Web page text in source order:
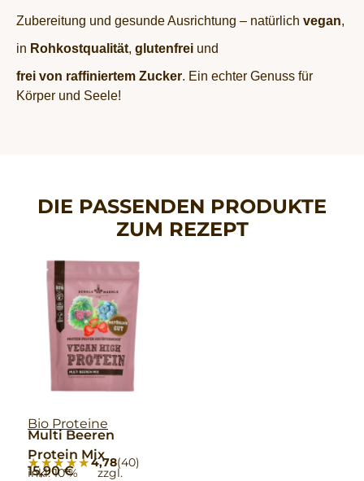
Zubereitung und gesunde Ausrichtung – natürlich vegan,
in Rohkostqualität, glutenfrei und
frei von raffiniertem Zucker. Ein echter Genuss für
Körper und Seele!
DIE PASSENDEN PRODUKTE
ZUM REZEPT
Bio Proteine
Multi Beeren
Protein Mix
★★★★★
★★★★★4,78(40)
15,90€
inkl. 10 %
zzgl.